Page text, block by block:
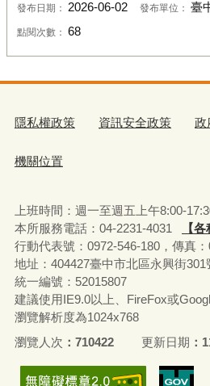
發布日期： 2026-06-02 發布單位： 臺
點閱次數： 68
隱私權政策 資訊安全政策 政
機關位置
上班時間：週一至週五上午8:00-
本所服務電話：04-2231-4031
【
行動代表號：0972-546-180， 傳真
地址：404427臺中市北區永興街301
統一編號：52015807
建議使用IE9.0以上、FireFox或
瀏覽解析度為1024x768
瀏覽人次
710422 更新日期